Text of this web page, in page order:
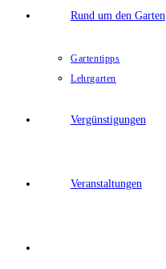
Rund um den Garten
Gartentipps
Lehrgarten
Vergünstigungen
Veranstaltungen